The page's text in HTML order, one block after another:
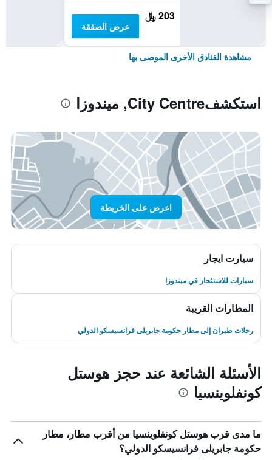
203 ﷼
عرض الصفقة
مشاهدة الفنادق الأخرى الموصى بها
استكشفCity Centre, ميندوزا
اعرض على الخريطة
سيارت ايجار
سيارات للاستئجار في ميندوزا
المطارات القريبة
رحلات طيران إلى مطار حكومة جابريلى فرانسيسكو الدولي
الأسئلة الشائعة عند حجز هوستل
كونفلوينسيا
ما مدى قرب هوستل كونفلوينسيا من أقرب مطار، مطار
حكومة جابريلى فرانسيسكو الدولي؟